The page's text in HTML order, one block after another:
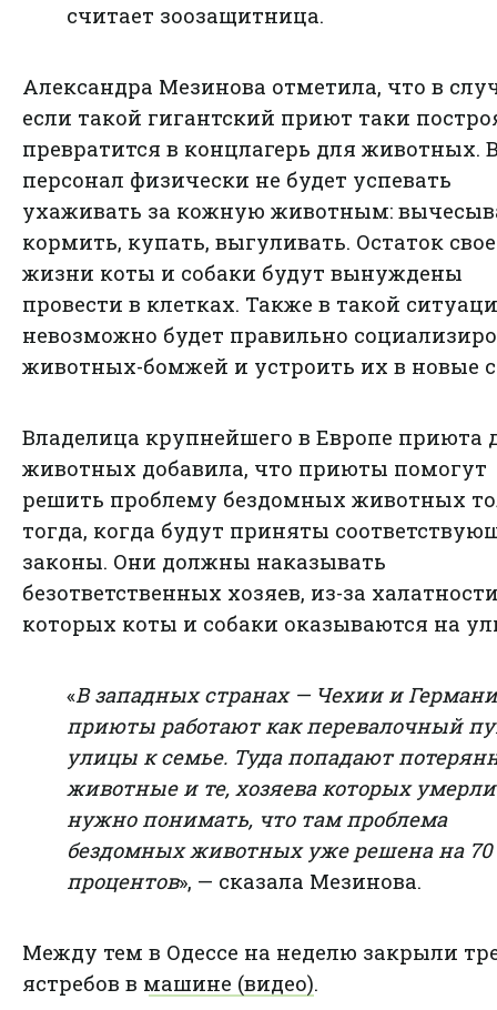
считает зоозащитница.
Александра Мезинова отметила, что в
если такой гигантский приют таки
превратится в концлагерь для животных.
персонал физически не будет успевать
ухаживать за кожную животным:
кормить, купать, выгуливать. Остаток
жизни коты и собаки будут вынуждены
провести в клетках. Также в такой
невозможно будет правильно
животных-бомжей и устроить их в новые
Владелица крупнейшего в Европе приюта
животных добавила, что приюты помогут
решить проблему бездомных животных
тогда, когда будут приняты
законы. Они должны наказывать
безответственных хозяев, из-за
которых коты и собаки оказываются на
«В западных странах — Чехии и
приюты работают как перевалочный
улицы к семье. Туда попадают
животные и те, хозяева которых
нужно понимать, что там проблема
бездомных животных уже решена на 70
процентов», — сказала Мезинова.
Между тем в Одессе на неделю закрыли
ястребов в машине (видео).